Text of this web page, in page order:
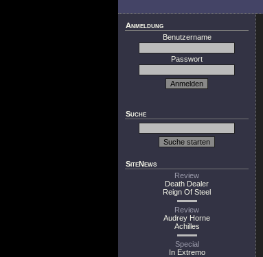
Anmeldung
Benutzername
Passwort
Suche
SiteNews
Review
Death Dealer
Reign Of Steel
Review
Audrey Horne
Achilles
Special
In Extremo